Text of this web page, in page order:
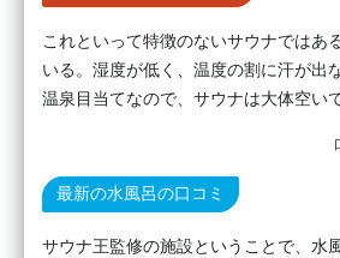
これといって特徴のないサウナではあ
いる。湿度が低く、温度の割に汗が出
温泉目当てなので、サウナは大体空い
最新の水風呂の口コミ
サウナ王監修の施設ということで、水